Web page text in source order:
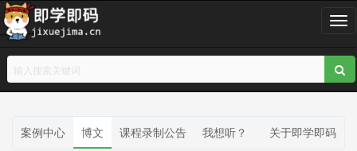
T
g
g
l
案例中心 博文 课程录制公告 我想听？ 关于即学即码